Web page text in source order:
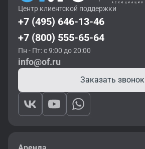
Центр клиентской поддержки
+7 (495) 646-13-46
+7 (800) 555-65-64
Пн - Пт: с 9:00 до 20:00
info@of.ru
Заказать звонок